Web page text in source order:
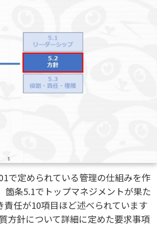
で定められている管理の仕組みを作
箇条5.1でトップマネジメントが果た
任が10項目ほど述べられています
方針について詳細に定めた要求事項